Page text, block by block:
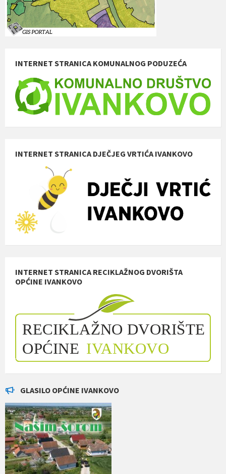
INTERNET STRANICA KOMUNALNOG PODUZEĆA
INTERNET STRANICA DJEČJEG VRTIĆA IVANKOVO
INTERNET STRANICA RECIKLAŽNOG DVORIŠTA
OPĆINE IVANKOVO
GLASILO OPĆINE IVANKOVO